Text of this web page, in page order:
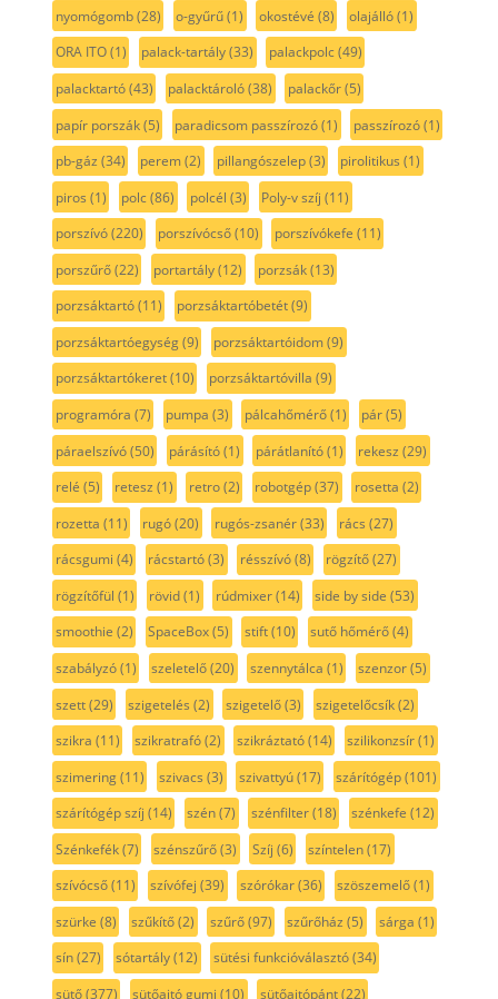
nyomógomb(28) o-gyűrű(1) okostévé (8) olajálló(1)
ORA ITO(1) palack-tartály(33) palackpolc(49)
palacktartó(43) palacktároló(38) palackőr(5)
papír porszák(5) paradicsom passzírozó(1) passzírozó(1)
pb-gáz (34) perem(2) pillangószelep(3) pirolitikus (1)
piros (1) polc(86) polcél (3) Poly-v szíj (11)
porszívó(220) porszívócső(10) porszívókefe (11)
porszűrő(22) portartály(12) porzsák(13)
porzsáktartó(11) porzsáktartóbetét(9)
porzsáktartóegység(9) porzsáktartóidom(9)
porzsáktartókeret(10) porzsáktartóvilla (9)
programóra (7) pumpa (3) pálcahőmérő(1) pár(5)
páraelszívó(50) párásító(1) párátlanító(1) rekesz (29)
relé (5) retesz (1) retro(2) robotgép(37) rosetta (2)
rozetta (11) rugó(20) rugós-zsanér(33) rács (27)
rácsgumi (4) rácstartó(3) résszívó(8) rögzítő(27)
rögzítőfül (1) rövid(1) rúdmixer(14) side by side (53)
smoothie (2) SpaceBox(5) stift(10) sutő hőmérő(4)
szabályzó(1) szeletelő(20) szennytálca (1) szenzor(5)
szett(29) szigetelés (2) szigetelő(3) szigetelőcsík(2)
szikra (11) szikratrafó(2) szikráztató(14) szilikonzsír(1)
szimering(11) szivacs (3) szivattyú(17) szárítógép(101)
szárítógép szíj (14) szén(7) szénfilter(18) szénkefe (12)
Szénkefék(7) szénszűrő(3) Szíj (6) színtelen(17)
szívócső(11) szívófej (39) szórókar(36) szöszemelő(1)
szürke (8) szűkítő(2) szűrő(97) szűrőház (5) sárga (1)
sín(27) sótartály(12) sütési funkcióválasztó(34)
sütő(377) sütőajtó gumi (10) sütőajtópánt(22)